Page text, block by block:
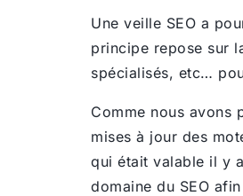
Une veille SEO a
principe repose sur
spécialisés, etc…
Comme nous avons
mises à jour des
qui était valable il y
domaine du SEO